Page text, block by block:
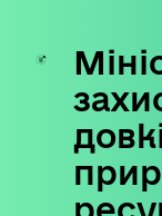
Skip
content